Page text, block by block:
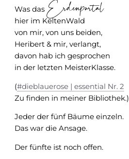
Was das Erdenportal
hier im KeltenWald
von mir, von uns beiden,
Heribert & mir, verlangt,
davon hab ich gesprochen
in der letzten MeisterKlasse.
(#dieblauerose | essential Nr. 2
Zu finden in meiner Bibliothek.)
Jeder der fünf Bäume einzeln.
Das war die Ansage.
Der fünfte ist noch offen.